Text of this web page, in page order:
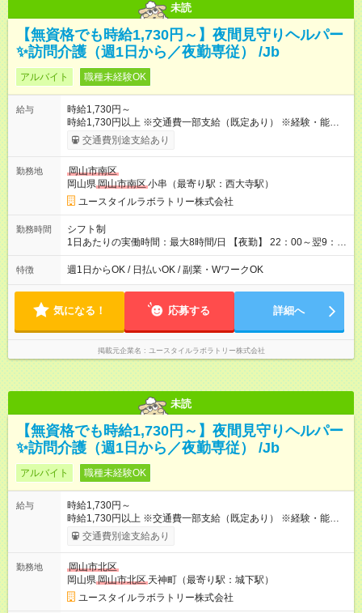
未読
【無資格でも時給1,730円～】夜間見守りヘルパー
✨訪問介護（週1日から／夜勤専従） /Jb
アルバイト 職種未経験OK
給与
時給1,730円～
時給1,730円以上 ※交通費一部支給（既定あり） ※経験・能力を
考慮して決定します 【収入例】 週1回勤務の場合：1,730円×8時
間×4回=5万5,360円 週3回勤務の場合：1,730円×8時間×12回
月 ※ 雇用形態と給与に、本採用時と異なる部分があります。 雇
用形態：本採用時と同じです。 給与：時給 1,480円以上
交通費別途支給あり
勤務地
岡山市南区
岡山県岡山市南区小串（最寄り駅：西大寺駅）
ユースタイルラボラトリー株式会社
勤務時間
シフト制
1日あたりの実働時間：最大8時間/日 【夜勤】 22：00～翌9：
00 ※週1日～OK ／ 夜勤専従 ＊＊ 勤務時間例 ＊＊ ■22時か
ら翌7時 ■23時から翌8時 ■24時から翌9時 など ※上記の時間
ます。 ※曜日固定（毎週同じ曜日での勤務となります）
特徴 週1日からOK / 日払いOK / 副業・WワークOK
気になる！ 応募する 詳細へ
掲載元企業名 ユースタイルラボラトリー株式会社
未読
【無資格でも時給1,730円～】夜間見守りヘルパー
✨訪問介護（週1日から／夜勤専従） /Jb
アルバイト 職種未経験OK
給与
時給1,730円～
時給1,730円以上 ※交通費一部支給（既定あり） ※経験・能力を
考慮して決定します 【収入例】 週1回勤務の場合：1,730円×8時
間×4回=5万5,360円 週3回勤務の場合：1,730円×8時間×12回
月 ※ 雇用形態と給与に、本採用時と異なる部分があります。 雇
用形態：本採用時と同じです。 給与：時給 1,480円以上
交通費別途支給あり
勤務地
岡山市北区
岡山県岡山市北区 天神町（最寄り駅：城下駅）
ユースタイルラボラトリー株式会社